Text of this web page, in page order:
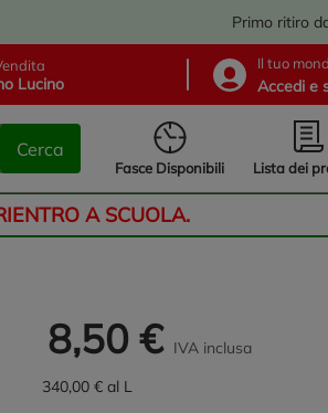
Primo ritiro
Lucino
Il tuo
Accedi e
Cerca
Fasce Disponibili Lista dei
A SCUOLA.
8,50 € IVA inclusa
340,00 € al L